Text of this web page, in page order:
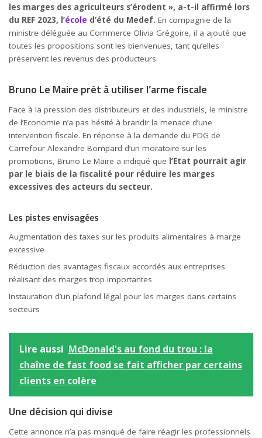
les marges des agriculteurs s’érodent », a-t-il affirmé lors
du REF 2023, l’école d’été du Medef. En compagnie de la
ministre déléguée au Commerce Olivia Grégoire, il a ajouté que
toutes les propositions sont les bienvenues, tant qu’elles
préservent les revenus des producteurs.
Bruno Le Maire prêt à utiliser l’arme fiscale
Face à la pression des distributeurs et des industriels, le ministre
de l’Economie n’a pas hésité à brandir la menace d’une
intervention fiscale. En réponse à la demande du PDG de
Carrefour Alexandre Bompard d’un moratoire sur les
promotions, Bruno Le Maire a indiqué que l’Etat pourrait agir
par le biais de la fiscalité pour réduire les marges
excessives des acteurs du secteur.
Les pistes envisagées
Augmentation des taxes sur les produits alimentaires à marge
excessive
Réduction des avantages fiscaux accordés aux entreprises
réalisant des marges trop importantes
Instauration d’un plafond légal pour les marges dans certains
secteurs
Lire aussi McDonald's au fond du trou : la
chaîne de fast food se fait afficher par certains
clients en colère
Une décision qui divise
Cette annonce n’a pas manqué de faire réagir les professionnels